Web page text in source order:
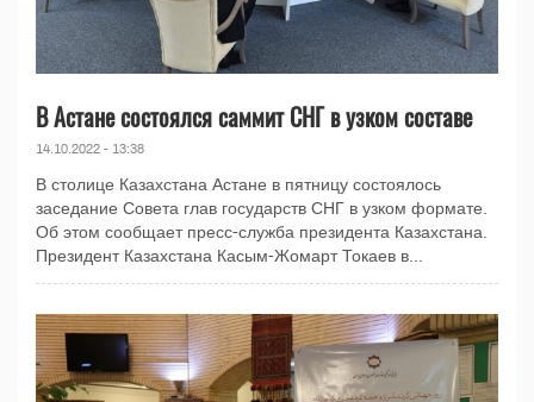
В Астане состоялся саммит СНГ в узком составе
14.10.2022 - 13:38
В столице Казахстана Астане в пятницу состоялось
заседание Совета глав государств СНГ в узком формате.
Об этом сообщает пресс-служба президента Казахстана.
Президент Казахстана Касым-Жомарт Токаев в...